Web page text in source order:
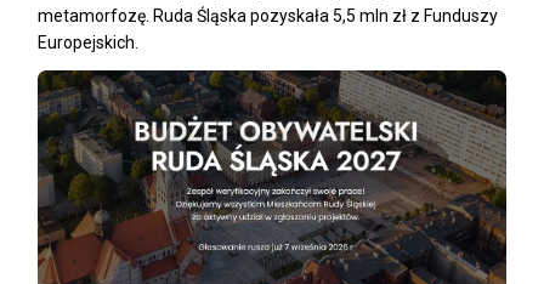
metamorfozę. Ruda Śląska pozyskała 5,5 mln zł z Funduszy
Europejskich.